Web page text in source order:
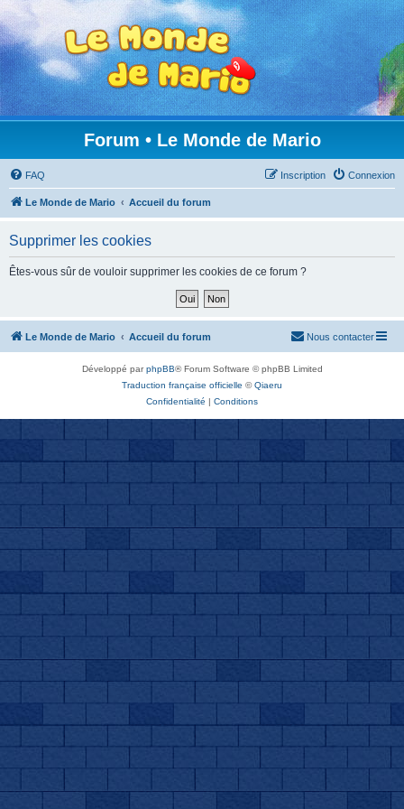
Forum • Le Monde de Mario
FAQ Connexion
Inscription
Le Monde de Mario Accueil du forum
Supprimer les cookies
Êtes-vous sûr de vouloir supprimer les cookies de ce forum ?
Le Monde de Mario Accueil du forum Nous contacter
Développé parphpBB® Forum Software © phpBB Limited
Traduction française officielle ©Qiaeru
Confidentialité | Conditions